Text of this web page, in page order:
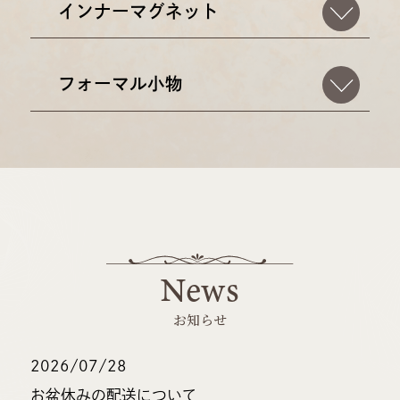
インナーマグネット
フォーマル小物
News
お知らせ
2026/07/28
お盆休みの配送について